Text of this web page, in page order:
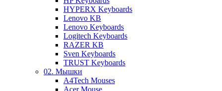
HYPERX Keyboards
Lenovo KB
Lenovo Keyboards
Logitech Keyboards
RAZER KB
Sven Keyboards
TRUST Keyboards
02. Мышки
A4Tech Mouses
Acer Mouse